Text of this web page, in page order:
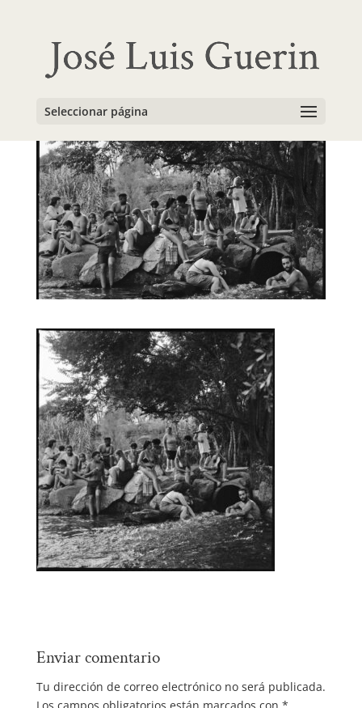
Seleccionar página
Vallbona03
Enviar comentario
Tu dirección de correo electrónico no será publicada.